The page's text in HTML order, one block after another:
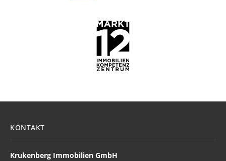
KONTAKT
Krukenberg Immobilien GmbH